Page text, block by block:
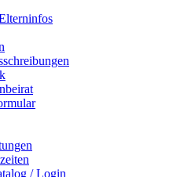
/ Login